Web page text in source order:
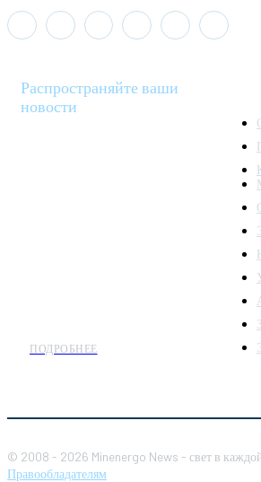
Распространяйте ваши
новости
ПОДРОБНЕЕ
© 2008 - 2026 Minenergo News - свет в
Правообладателям